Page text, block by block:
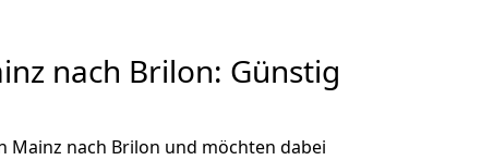
nach Brilon: Günstig
Mainz nach Brilon und möchten dabei